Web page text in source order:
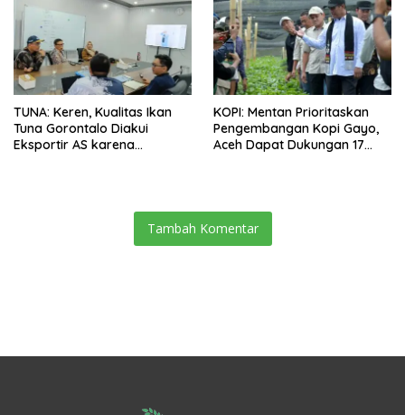
TUNA: Keren, Kualitas Ikan
Tuna Gorontalo Diakui
Eksportir AS karena
KOPI: Mentan Prioritaskan
Pengembangan Kopi Gayo,
Aceh Dapat Dukungan 17
Tambah Komentar